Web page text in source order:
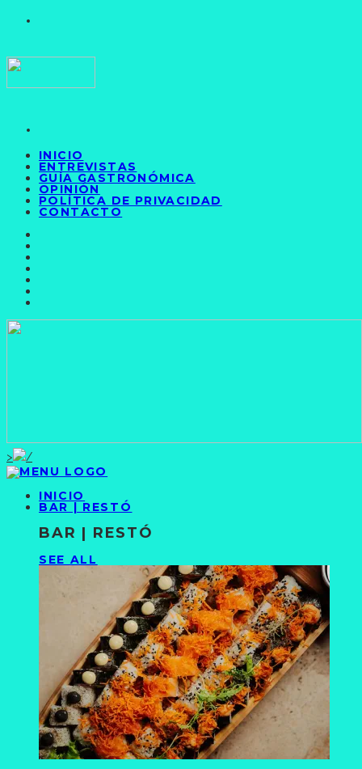
INICIO
ENTREVISTAS
GUÍA GASTRONÓMICA
OPINIÓN
POLÍTICA DE PRIVACIDAD
CONTACTO
>
INICIO
BAR | RESTÓ
BAR | RESTÓ
SEE ALL